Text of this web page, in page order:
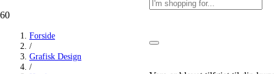
Forside
/
Grafisk Design
/